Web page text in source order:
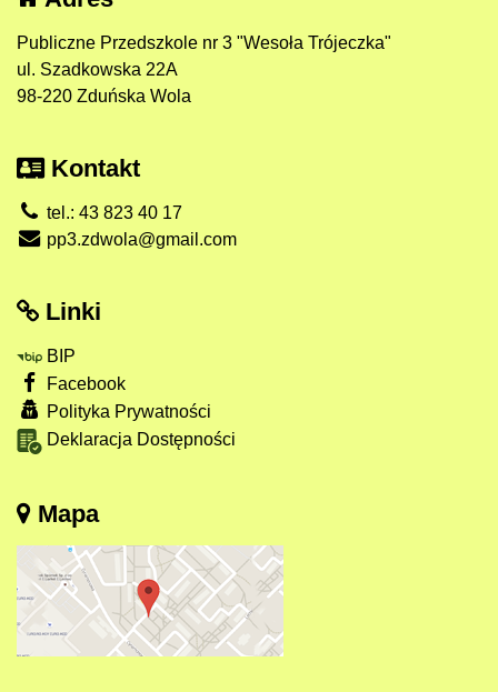
Publiczne Przedszkole nr 3 "Wesoła Trójeczka"
ul. Szadkowska 22A
98-220 Zduńska Wola
Kontakt
tel.: 43 823 40 17
pp3.zdwola@gmail.com
Linki
BIP
Facebook
Polityka Prywatności
Deklaracja Dostępności
Mapa